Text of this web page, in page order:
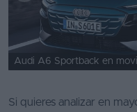
Si quieres analizar en